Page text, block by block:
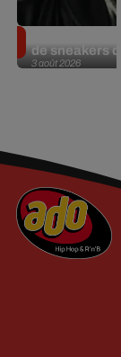
3 août 2026
de sneakers